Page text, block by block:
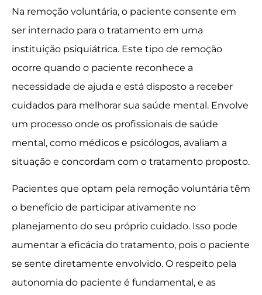
Na remoção voluntária, o paciente consente em
ser internado para o tratamento em uma
instituição psiquiátrica. Este tipo de remoção
ocorre quando o paciente reconhece a
necessidade de ajuda e está disposto a receber
cuidados para melhorar sua saúde mental. Envolve
um processo onde os profissionais de saúde
mental, como médicos e psicólogos, avaliam a
situação e concordam com o tratamento proposto.
Pacientes que optam pela remoção voluntária têm
o benefício de participar ativamente no
planejamento do seu próprio cuidado. Isso pode
aumentar a eficácia do tratamento, pois o paciente
se sente diretamente envolvido. O respeito pela
autonomia do paciente é fundamental, e as